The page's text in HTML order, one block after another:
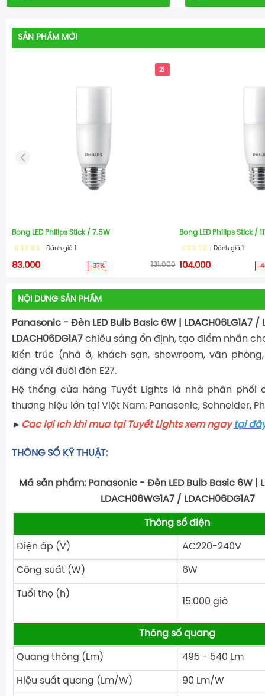
SẢN PHẨM MỚI
21
Bóng LED Philips Stick / 7.5W
Đánh giá 1
83.000 -37% 131.000
Bóng LED Philips Stick /
Đánh giá 1
104.000 -
NỘI DUNG SẢN PHẨM
Panasonic - Đèn LED Bulb Basic 6W | LDACH06LG1A7 /
LDACH06DG1A7 chiếu sáng ổn định, tạo điểm nhấn
kiến trúc (nhà ở, khách sạn, showroom, văn
dàng với đuôi đèn E27.
Hệ thống cửa hàng Tuyết Lights là nhà phân phối
thương hiệu lớn tại Việt Nam: Panasonic, Schneider,
► Các lợi ích khi mua tại Tuyết Lights xem ngay tại
THÔNG SỐ KỸ THUẬT:
Mã sản phẩm: Panasonic - Đèn LED Bulb Basic 6W |
LDACH06WG1A7 / LDACH06DG1A7
Thông số điện
Điện áp (V)
Công suất (W) 6W
Tuổi thọ (h)
15.000 giờ
Thông số quang
Quang thông (Lm) 495 - 540 Lm
Hiệu suất quang (Lm/W) 90 Lm/W